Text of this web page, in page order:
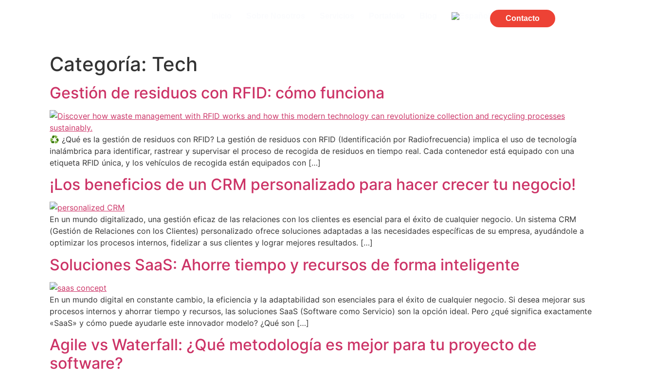
Contacto
Categoría: Tech
Gestión de residuos con RFID: cómo funciona
♻️ ¿Qué es la gestión de residuos con RFID? La gestión de residuos con RFID (Identificación por Radiofrecuencia) implica el uso de tecnología
inalámbrica para identificar, rastrear y supervisar el proceso de recogida de residuos en tiempo real. Cada contenedor está equipado con una
etiqueta RFID única, y los vehículos de recogida están equipados con […]
¡Los beneficios de un CRM personalizado para hacer crecer tu negocio!
En un mundo digitalizado, una gestión eficaz de las relaciones con los clientes es esencial para el éxito de cualquier negocio. Un sistema CRM
(Gestión de Relaciones con los Clientes) personalizado ofrece soluciones adaptadas a las necesidades específicas de su empresa, ayudándole a
optimizar los procesos internos, fidelizar a sus clientes y lograr mejores resultados. […]
Soluciones SaaS: Ahorre tiempo y recursos de forma inteligente
En un mundo digital en constante cambio, la eficiencia y la adaptabilidad son esenciales para el éxito de cualquier negocio. Si desea mejorar sus
procesos internos y ahorrar tiempo y recursos, las soluciones SaaS (Software como Servicio) son la opción ideal. Pero ¿qué significa exactamente
«SaaS» y cómo puede ayudarle este innovador modelo? ¿Qué son […]
Agile vs Waterfall: ¿Qué metodología es mejor para tu proyecto de
software?